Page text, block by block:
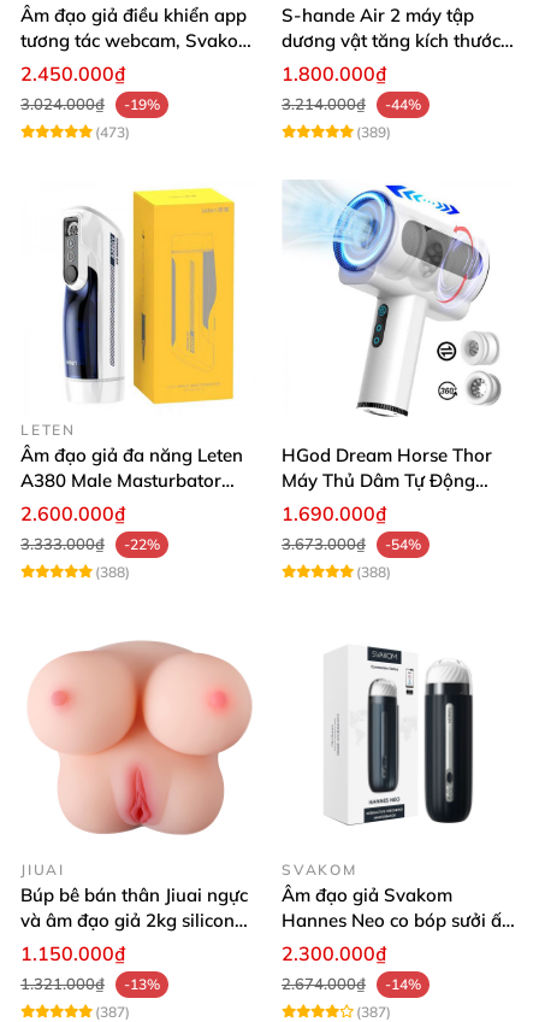
Âm đạo giả điều khiển app
tương tác webcam, Svakom
Sam Neo
2.450.000₫
3.024.000₫
-19%
(473)
S-hande Air 2 máy tập
dương vật tăng kích thước
tự động cao cấp
1.800.000₫
3.214.000₫
-44%
(389)
LETEN
Âm đạo giả đa năng Leten
A380 Male Masturbator
Version 4
2.600.000₫
3.333.000₫
-22%
(388)
HGod Dream Horse Thor
Máy Thủ Dâm Tự Động
Rung Thụt Xoay 360 Độ
1.690.000₫
3.673.000₫
-54%
(388)
JIUAI
Búp bê bán thân Jiuai ngực
và âm đạo giả 2kg silicon
nguyên khối cao cấp
1.150.000₫
1.321.000₫
-13%
(387)
SVAKOM
Âm đạo giả Svakom
Hannes Neo co bóp sưởi ấm
tiện lợi điều khiển app
2.300.000₫
2.674.000₫
-14%
(387)